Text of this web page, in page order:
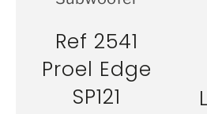
Ref 2541
Proel Edge
SP121